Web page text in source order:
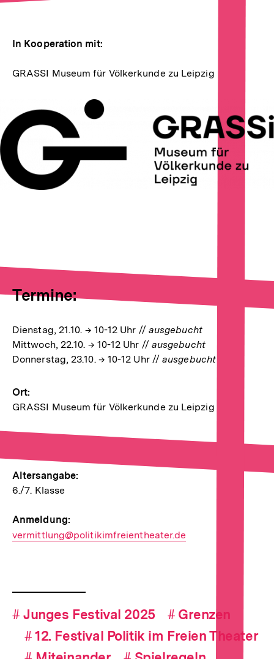
In Kooperation mit:
GRASSI Museum für Völkerkunde zu Leipzig
Lightbox
öffnen
Termine:
Dienstag, 21.10. → 10-12 Uhr // ausgebucht
Mittwoch, 22.10. → 10-12 Uhr // ausgebucht
Donnerstag, 23.10. → 10-12 Uhr //ausgebucht
Ort:
GRASSI Museum für Völkerkunde zu Leipzig
Altersangabe:
6./7. Klasse
Anmeldung:
E-
vermittlung@politikimfreientheater.de
Hashtag-
Navigation
# Hashtag
Junges Festival 2025 # Hashtag
Grenzen
#Hashtag
12. Festival Politik im Freien Theater